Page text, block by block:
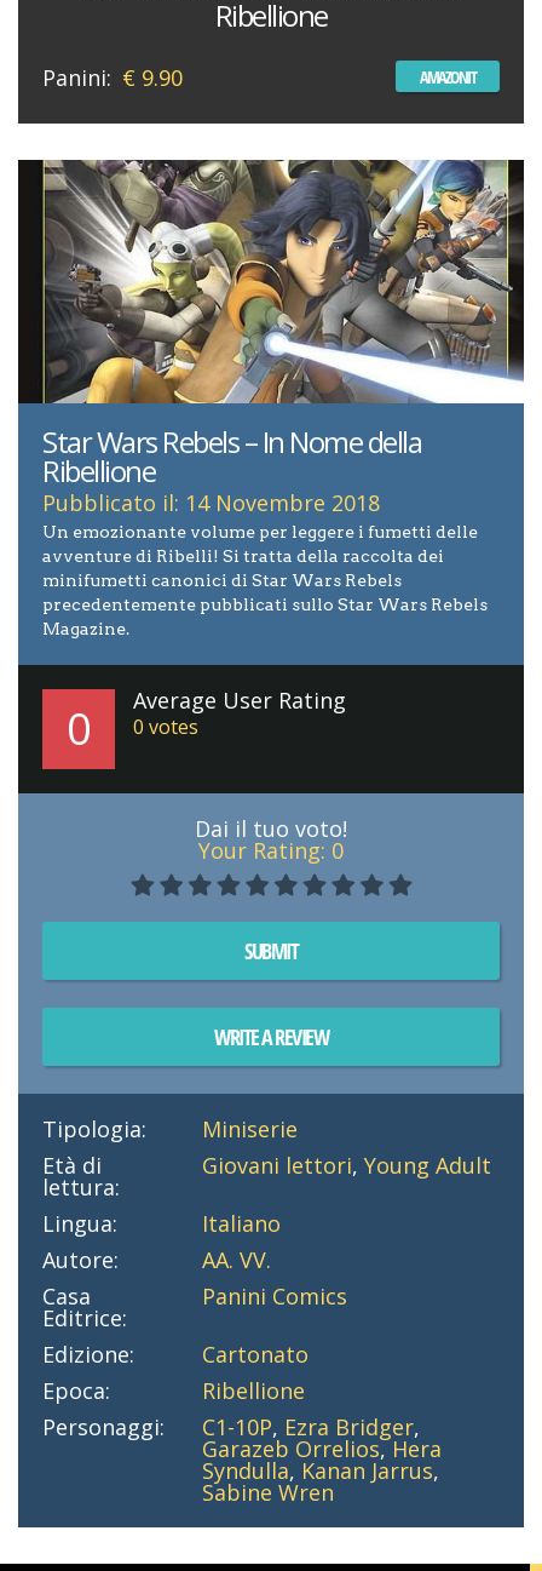
Ribellione
Panini: € 9.90 AMAZONIT
Star Wars Rebels – In Nome della
Ribellione
Pubblicato il: 14 Novembre 2018
Un emozionante volume per leggere i fumetti delle
avventure di Ribelli! Si tratta della raccolta dei
minifumetti canonici di Star Wars Rebels
precedentemente pubblicati sullo Star Wars Rebels
Magazine.
0 Average User Rating
0 votes
Dai il tuo voto!
Your Rating: 0
SUBMIT
WRITE A REVIEW
Tipologia:
Miniserie
Età di
lettura:
Giovani lettori,Young Adult
Lingua:
Italiano
Autore:
AA. VV.
Casa
Editrice:
Panini Comics
Edizione:
Cartonato
Epoca:
Ribellione
Personaggi:
C1-10P, Ezra Bridger,
Garazeb Orrelios,Hera
Syndulla, Kanan Jarrus,
Sabine Wren